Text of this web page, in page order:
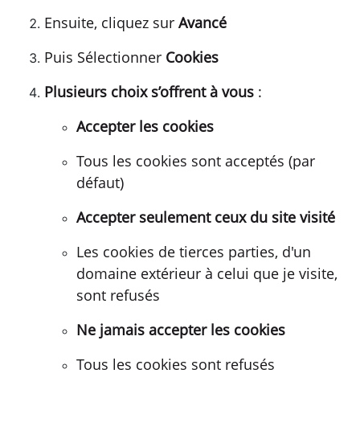
Ensuite, cliquez sur Avancé
Puis Sélectionner Cookies
Plusieurs choix s’offrent à vous :
Accepter les cookies
Tous les cookies sont acceptés (par
défaut)
Accepter seulement ceux du site visité
Les cookies de tierces parties, d'un
domaine extérieur à celui que je visite,
sont refusés
Ne jamais accepter les cookies
Tous les cookies sont refusés